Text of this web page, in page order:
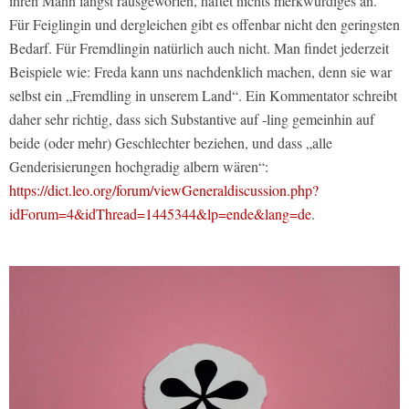
Für Feiglingin und dergleichen gibt es offenbar nicht den geringsten
Bedarf. Für Fremdlingin natürlich auch nicht. Man findet jederzeit
Beispiele wie: Freda kann uns nachdenklich machen, denn sie war
selbst ein „Fremdling in unserem Land“. Ein Kommentator schreibt
daher sehr richtig, dass sich Substantive auf -ling gemeinhin auf
beide (oder mehr) Geschlechter beziehen, und dass „alle
Genderisierungen hochgradig albern wären“:
https://dict.leo.org/forum/viewGeneraldiscussion.php?
idForum=4&idThread=1445344&lp=ende&lang=de.